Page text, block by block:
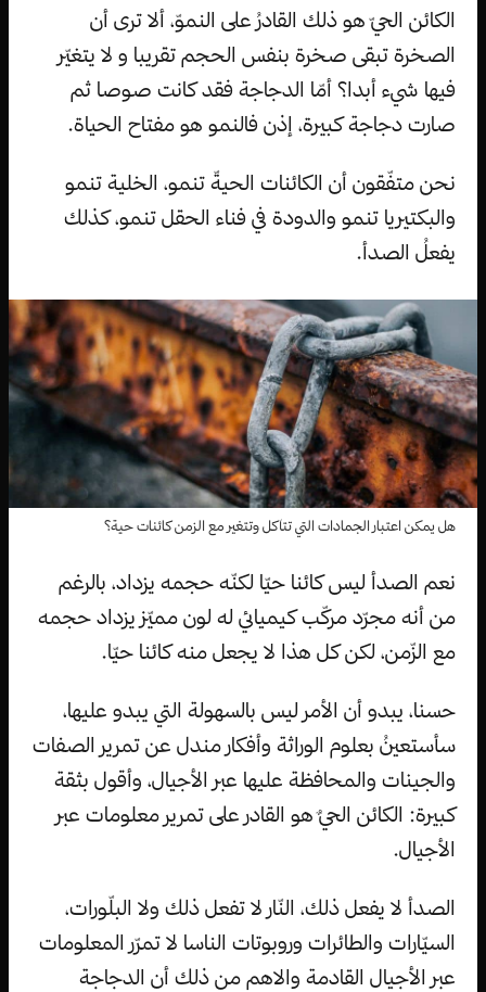
الكائن الحيّ هو ذلك القادرُ على النموّ، ألا ترى أن
الصخرة تبقى صخرة بنفس الحجم تقريبا و لا يتغيّر
فيها شيء أبدا؟ أمّا الدجاجة فقد كانت صوصا ثم
صارت دجاجة كبيرة، إذن فالنمو هو مفتاح الحياة.
نحن متفّقون أن الكائنات الحيةّ تنمو، الخلية تنمو
والبكتيريا تنمو والدودة في فناء الحقل تنمو، كذلك
يفعلُ الصدأ.
هل يمكن اعتبار الجمادات التي تتآكل وتتغير مع الزمن كائنات حية؟
نعم الصدأ ليس كائنا حيّا لكنّه حجمه يزداد، بالرغم
من أنه مجرّد مركّب كيميائي له لون مميّز يزداد حجمه
مع الزّمن، لكن كل هذا لا يجعل منه كائنا حيّا.
حسنا، يبدو أن الأمر ليس بالسهولة التي يبدو عليها،
سأستعينُ بعلوم الوراثة وأفكار مندل عن تمرير الصفات
والجينات والمحافظة عليها عبر الأجيال، وأقول بثقة
كبيرة: الكائن الحيٌ هو القادر على تمرير معلومات عبر
الأجيال.
الصدأ لا يفعل ذلك، النّار لا تفعل ذلك ولا البلّورات،
السيّارات والطائرات وروبوتات الناسا لا تمرّر المعلومات
عبر الأجيال القادمة والاهم من ذلك أن الدجاجة